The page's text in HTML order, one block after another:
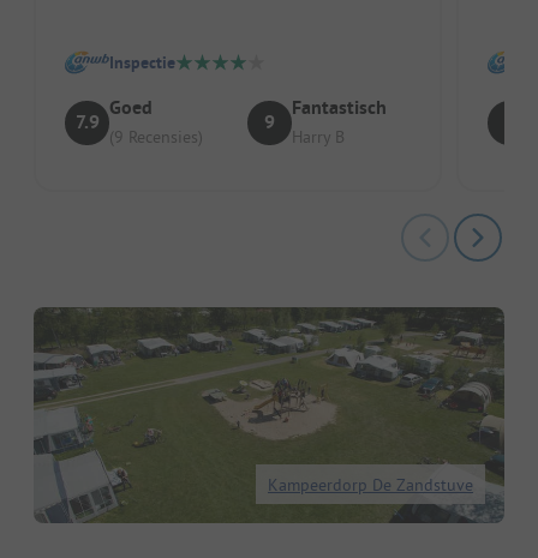
Inspectie
7.9
Goed
(9 Recensies)
9
Fantastisch
Harry B
Kampeerdorp De Zandstuve